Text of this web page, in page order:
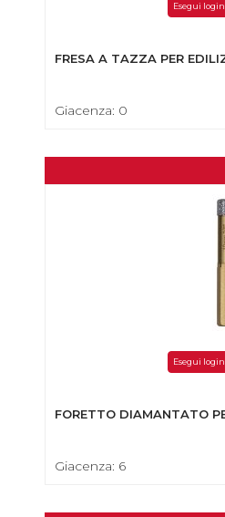
Esegui
FRESA A TAZZA PER
Giacenza: 0
Esegui
FORETTO DIAMANTATO
Giacenza: 6